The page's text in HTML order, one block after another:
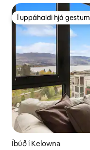
Í uppáhaldi hjá gestum
Í uppáhaldi hjá gestum
Íbúð í Kelowna